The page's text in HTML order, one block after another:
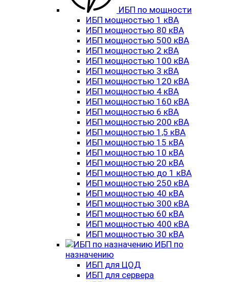
ИБП по мощности
ИБП мощностью 1 кВА
ИБП мощностью 80 кВА
ИБП мощностью 500 кВА
ИБП мощностью 2 кВА
ИБП мощностью 100 кВА
ИБП мощностью 3 кВА
ИБП мощностью 120 кВА
ИБП мощностью 4 кВА
ИБП мощностью 160 кВА
ИБП мощностью 6 кВА
ИБП мощностью 200 кВА
ИБП мощностью 1,5 кВА
ИБП мощностью 15 кВА
ИБП мощностью 10 кВА
ИБП мощностью 20 кВА
ИБП мощностью до 1 кВА
ИБП мощностью 250 кВА
ИБП мощностью 40 кВА
ИБП мощностью 300 кВА
ИБП мощностью 60 кВА
ИБП мощностью 400 кВА
ИБП мощностью 30 кВА
ИБП по
назначению
ИБП для ЦОД
ИБП для сервера